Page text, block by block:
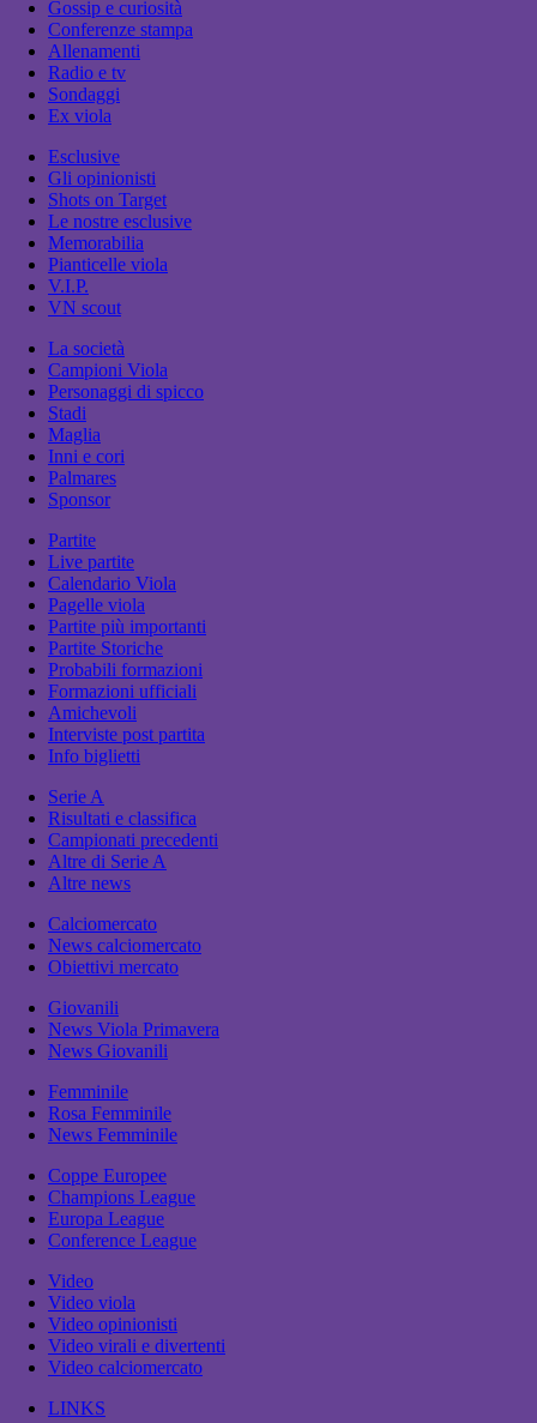
Gossip e curiosità
Conferenze stampa
Allenamenti
Radio e tv
Sondaggi
Ex viola
Esclusive
Gli opinionisti
Shots on Target
Le nostre esclusive
Memorabilia
Pianticelle viola
V.I.P.
VN scout
La società
Campioni Viola
Personaggi di spicco
Stadi
Maglia
Inni e cori
Palmares
Sponsor
Partite
Live partite
Calendario Viola
Pagelle viola
Partite più importanti
Partite Storiche
Probabili formazioni
Formazioni ufficiali
Amichevoli
Interviste post partita
Info biglietti
Serie A
Risultati e classifica
Campionati precedenti
Altre di Serie A
Altre news
Calciomercato
News calciomercato
Obiettivi mercato
Giovanili
News Viola Primavera
News Giovanili
Femminile
Rosa Femminile
News Femminile
Coppe Europee
Champions League
Europa League
Conference League
Video
Video viola
Video opinionisti
Video virali e divertenti
Video calciomercato
LINKS